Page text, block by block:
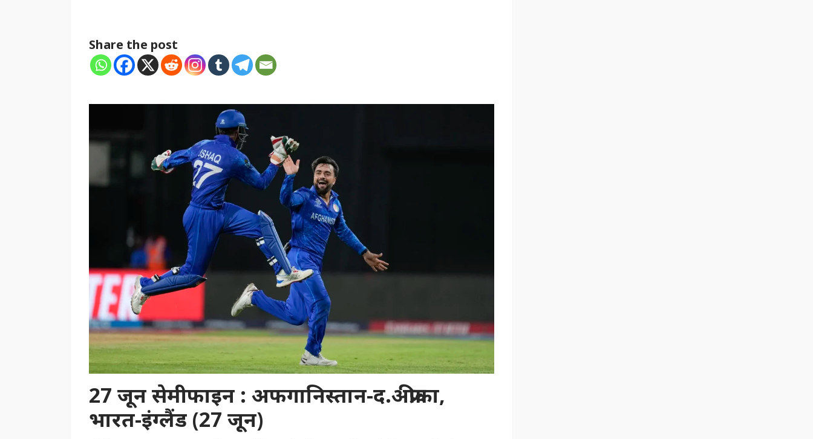
Share the post
27 जून सेमीफाइन : अफगानिस्तान-द.अफ्रीका,
भारत-इंग्लैंड (27 जून)